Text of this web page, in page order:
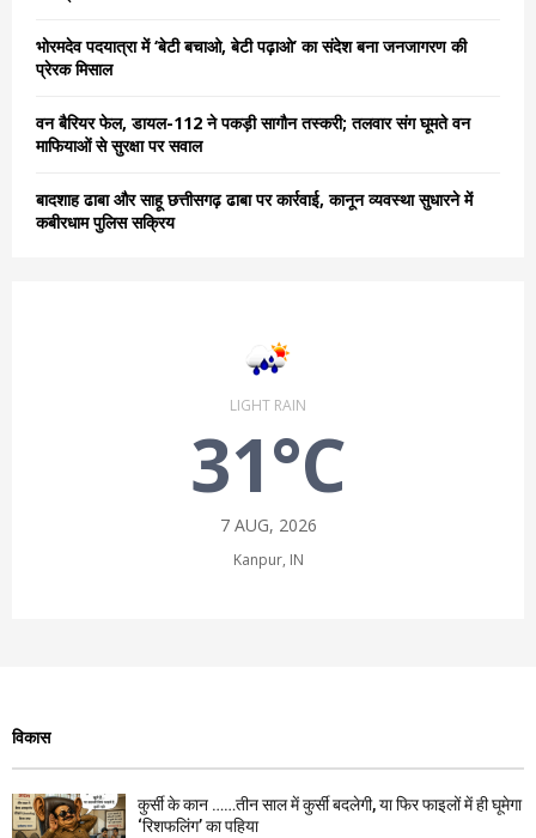
भोरमदेव पदयात्रा में ‘बेटी बचाओ, बेटी पढ़ाओ’ का संदेश बना जनजागरण की
प्रेरक मिसाल
वन बैरियर फेल, डायल-112 ने पकड़ी सागौन तस्करी; तलवार संग घूमते वन
माफियाओं से सुरक्षा पर सवाल
बादशाह ढाबा और साहू छत्तीसगढ़ ढाबा पर कार्रवाई, कानून व्यवस्था सुधारने में
कबीरधाम पुलिस सक्रिय
LIGHT RAIN
31°C
7 AUG, 2026
Kanpur, IN
विकास
कुर्सी के कान ……तीन साल में कुर्सी बदलेगी, या फिर फाइलों में ही घूमेगा
‘रिशफलिंग’ का पहिया